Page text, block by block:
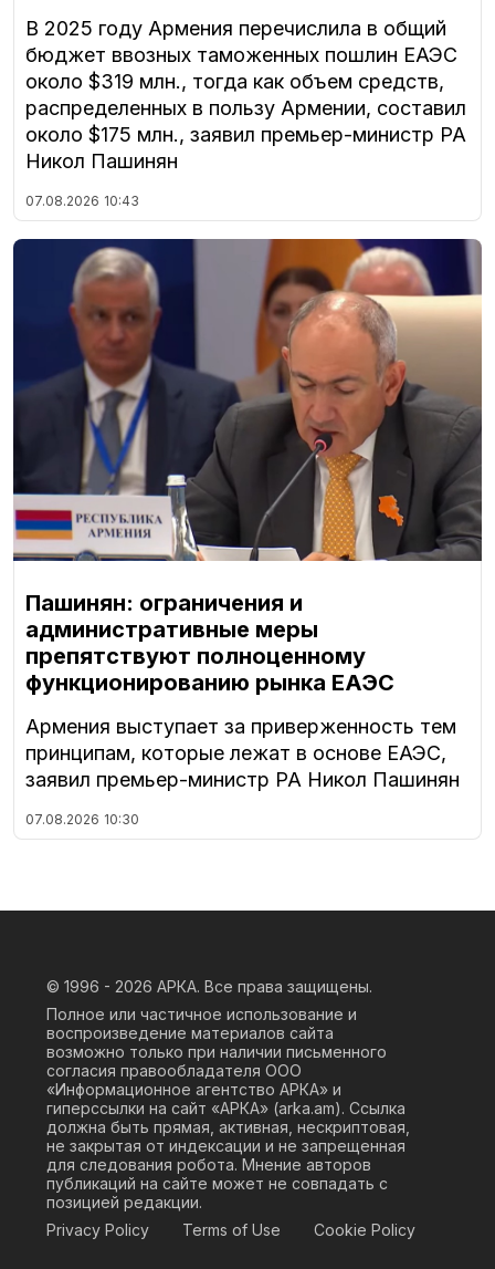
В 2025 году Армения перечислила в общий
бюджет ввозных таможенных пошлин ЕАЭС
около $319 млн., тогда как объем средств,
распределенных в пользу Армении, составил
около $175 млн., заявил премьер-министр РА
Никол Пашинян
07.08.2026 10:43
Пашинян: ограничения и
административные меры
препятствуют полноценному
функционированию рынка ЕАЭС
Армения выступает за приверженность тем
принципам, которые лежат в основе ЕАЭС,
заявил премьер-министр РА Никол Пашинян
07.08.2026 10:30
© 1996 - 2026 АРКА. Все права защищены.
Полное или частичное использование и
воспроизведение материалов сайта
возможно только при наличии письменного
согласия правообладателя ООО
«Информационное агентство АРКА» и
гиперссылки на сайт «АРКА» (arka.am). Ссылка
должна быть прямая, активная, нескриптовая,
не закрытая от индексации и не запрещенная
для следования робота. Мнение авторов
публикаций на сайте может не совпадать с
позицией редакции.
Privacy Policy
Terms of Use Cookie Policy